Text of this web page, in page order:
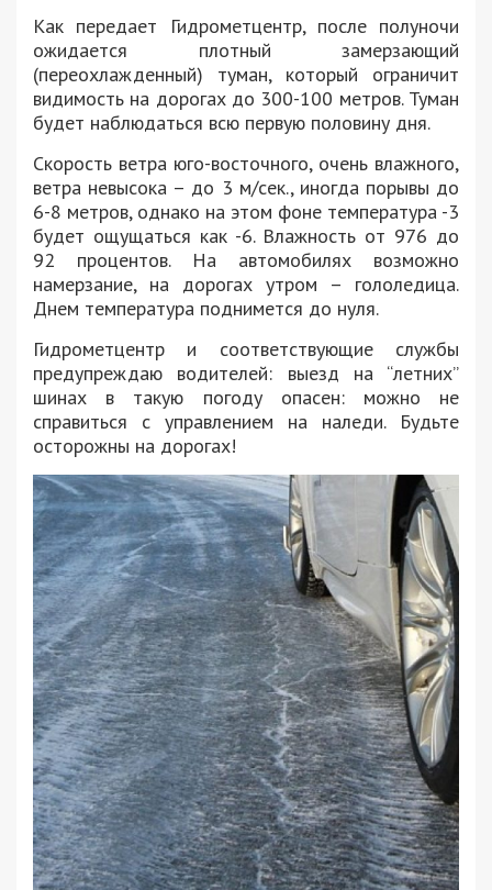
Как передает Гидрометцентр, после полуночи
ожидается плотный замерзающий
(переохлажденный) туман, который ограничит
видимость на дорогах до 300-100 метров. Туман
будет наблюдаться всю первую половину дня.
Скорость ветра юго-восточного, очень влажного,
ветра невысока – до 3 м/сек., иногда порывы до
6-8 метров, однако на этом фоне температура -3
будет ощущаться как -6. Влажность от 976 до
92 процентов. На автомобилях возможно
намерзание, на дорогах утром – гололедица.
Днем температура поднимется до нуля.
Гидрометцентр и соответствующие службы
предупреждаю водителей: выезд на “летних”
шинах в такую погоду опасен: можно не
справиться с управлением на наледи. Будьте
осторожны на дорогах!